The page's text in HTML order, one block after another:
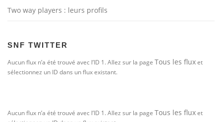
Two way players : leurs profils
SNF TWITTER
Aucun flux n’a été trouvé avec l’ID 1. Allez sur la page Tous les fluxet
sélectionnez un ID dans un flux existant.
Aucun flux n’a été trouvé avec l’ID 1. Allez sur la page Tous les fluxet